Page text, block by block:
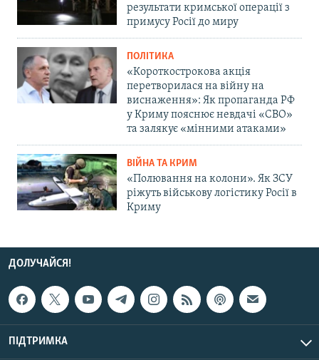
результати кримської операції з
примусу Росії до миру
ПОЛІТИКА
«Короткострокова акція
перетворилася на війну на
виснаження»: Як пропаганда РФ
у Криму пояснює невдачі «СВО»
та залякує «мінними атаками»
ВІЙНА ТА КРИМ
«Полювання на колони». Як ЗСУ
ріжуть військову логістику Росії в
Криму
ДОЛУЧАЙСЯ!
ПІДТРИМКА